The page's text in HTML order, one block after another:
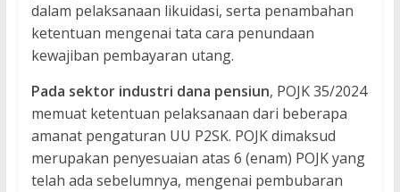
dalam pelaksanaan likuidasi, serta penambahan
ketentuan mengenai tata cara penundaan
kewajiban pembayaran utang.
Pada sektor industri dana pensiun, POJK 35/2024
memuat ketentuan pelaksanaan dari beberapa
amanat pengaturan UU P2SK. POJK dimaksud
merupakan penyesuaian atas 6 (enam) POJK yang
telah ada sebelumnya, mengenai pembubaran